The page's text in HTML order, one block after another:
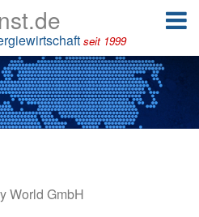
seit 1999
World GmbH